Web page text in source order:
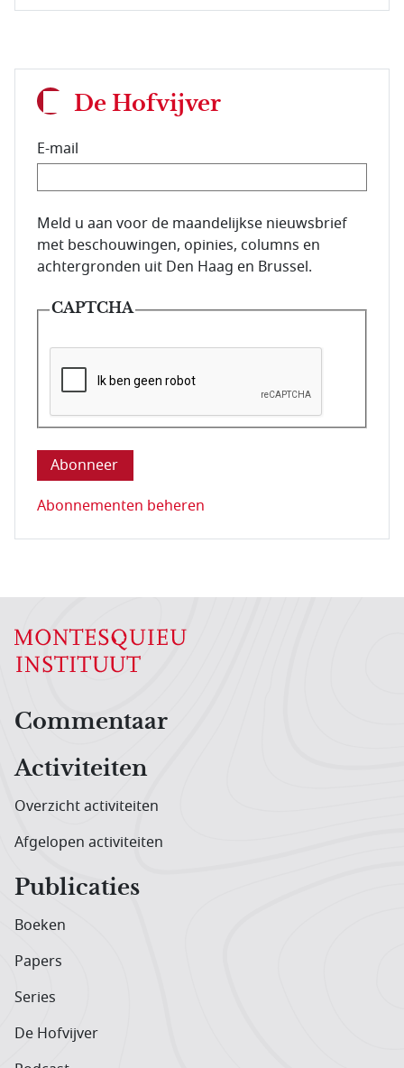
De Hofvijver
E-mail
E-mailadres van de abonnee.
Meld u aan voor de maandelijkse nieuwsbrief
met beschouwingen, opinies, columns en
achtergronden uit Den Haag en Brussel.
CAPTCHA
Deze vraag is om te controleren dat u een mens
Abonnementen beheren
Hoofdnavigatiemenu
Commentaar
Activiteiten
Overzicht activiteiten
Afgelopen activiteiten
Publicaties
Boeken
Papers
Series
De Hofvijver